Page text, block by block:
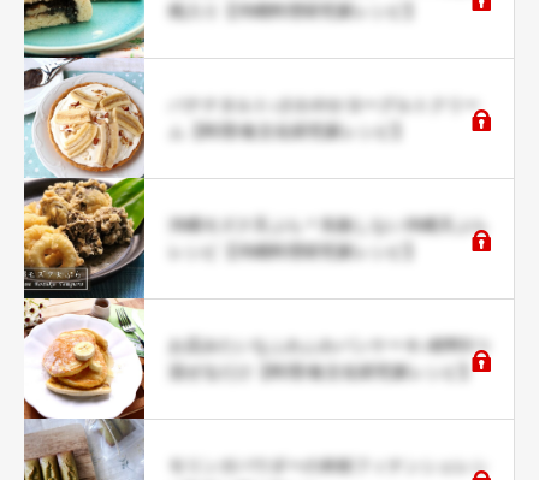
桃入り【沖縄料理研究家レシピ】
バナナタルト♪さわやかヨーグルトクリー
ム【料理/食文化研究家レシピ】
沖縄モズク天ぷら＊失敗しない沖縄天ぷら
レシピ【沖縄料理研究家レシピ】
お店みたいなふわふわパンケーキ♪材料5つ
混ぜるだけ【料理/食文化研究家レシピ】
モリンガパウダーの米粉フィナンシェレシ